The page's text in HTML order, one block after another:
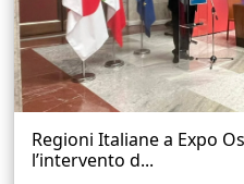
Regioni Italiane a Expo
l’intervento d...